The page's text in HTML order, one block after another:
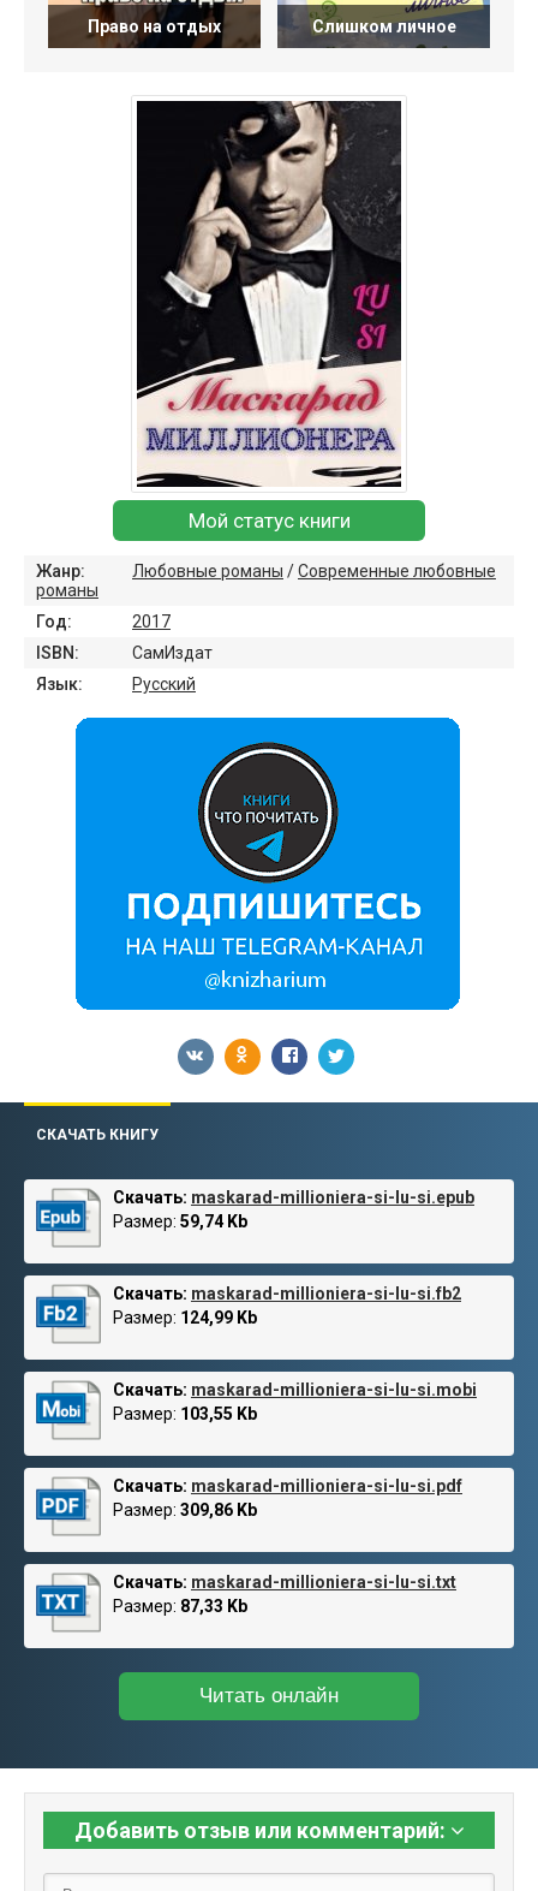
Право на отдых Слишком личное
Мой статус книги
Жанр: Любовные романы /Современные любовные
романы
Год:
2017
ISBN:
СамИздат
Язык:
Русский
СКАЧАТЬ КНИГУ
Скачать: maskarad-millioniera-si-lu-si.epub
Размер: 59,74 Kb
Скачать: maskarad-millioniera-si-lu-si.fb2
Размер: 124,99 Kb
Скачать: maskarad-millioniera-si-lu-si.mobi
Размер: 103,55 Kb
Скачать: maskarad-millioniera-si-lu-si.pdf
Размер: 309,86 Kb
Скачать: maskarad-millioniera-si-lu-si.txt
Размер: 87,33 Kb
Читать онлайн
Добавить отзыв или комментарий: